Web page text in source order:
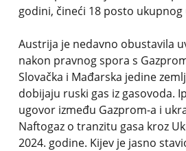
godini, čineći 18 posto ukupnog
Austrija je nedavno obustavila
nakon pravnog spora s
Slovačka i Mađarska jedine
dobijaju ruski gas iz gasovoda.
ugovor između Gazprom-a i
Naftogaz o tranzitu gasa kroz
2024. godine. Kijev je jasno